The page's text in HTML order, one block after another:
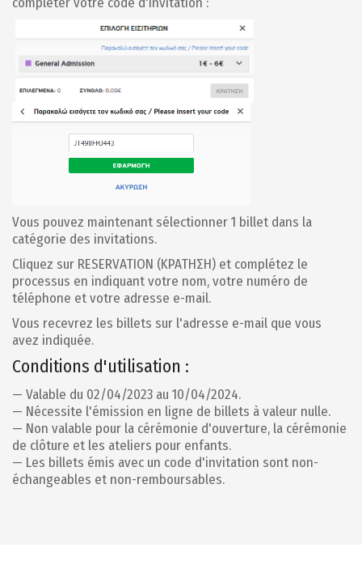
Vous pouvez maintenant sélectionner 1 billet dans la
catégorie des invitations.
Cliquez sur RESERVATION (ΚΡΑΤΗΣΗ) et complétez le
processus en indiquant votre nom, votre numéro de
téléphone et votre adresse e-mail.
Vous recevrez les billets sur l'adresse e-mail que vous
avez indiquée.
Conditions d'utilisation :
— Valable du 02/04/2023 au 10/04/2024.
— Nécessite l'émission en ligne de billets à valeur nulle.
— Non valable pour la cérémonie d'ouverture, la cérémonie
de clôture et les ateliers pour enfants.
— Les billets émis avec un code d'invitation sont non-
échangeables et non-remboursables.